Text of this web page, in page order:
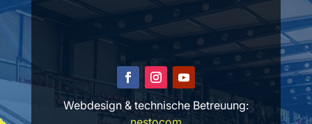
Webdesign & technische Betreuung: